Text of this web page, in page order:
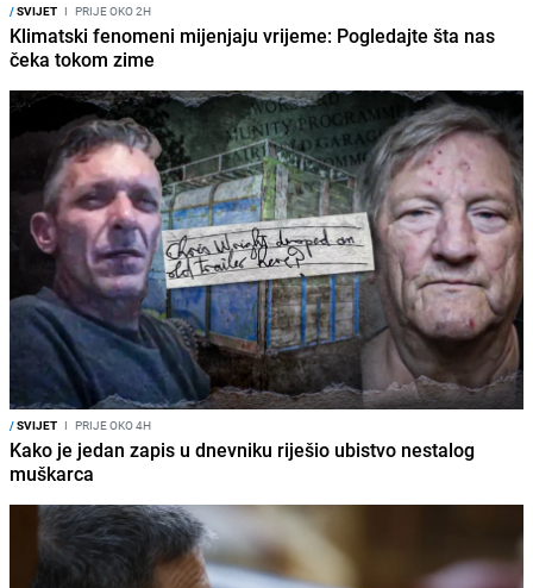
/SVIJET I PRIJE OKO 2H
Klimatski fenomeni mijenjaju vrijeme: Pogledajte šta nas
čeka tokom zime
/SVIJET I PRIJE OKO 4H
Kako je jedan zapis u dnevniku riješio ubistvo nestalog
muškarca